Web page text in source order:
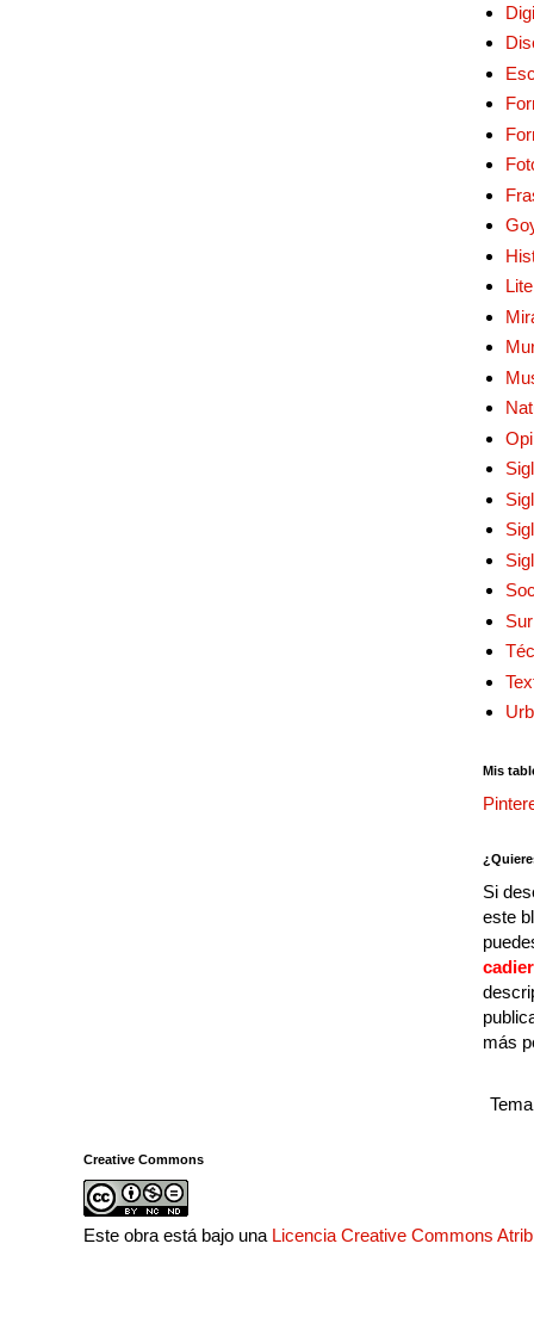
Mis
Si
este
más
Creative Commons
Este obra está bajo una Licencia Creative Commons